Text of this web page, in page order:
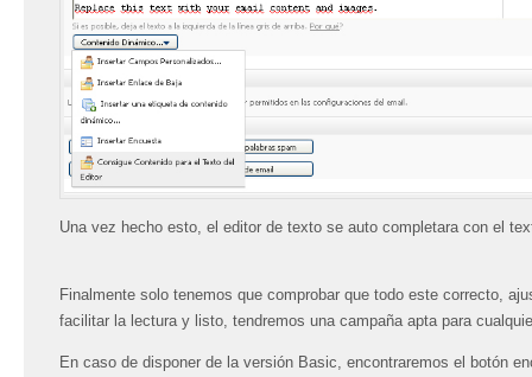
Una vez hecho esto, el editor de texto se auto completara con el
Finalmente solo tenemos que comprobar que todo este correcto,
facilitar la lectura y listo, tendremos una campaña apta para
En caso de disponer de la versión Basic, encontraremos el botón